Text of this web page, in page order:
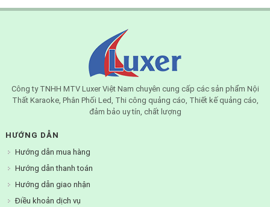
Công ty TNHH MTV Luxer Việt Nam chuyên cung cấp các sản phẩm Nội
Thất Karaoke, Phân Phối Led, Thi công quảng cáo, Thiết kế quảng cáo,
đảm bảo uy tín, chất lượng
HƯỚNG DẪN
Hướng dẫn mua hàng
Hướng dẫn thanh toán
Hướng dẫn giao nhận
Điều khoản dịch vụ